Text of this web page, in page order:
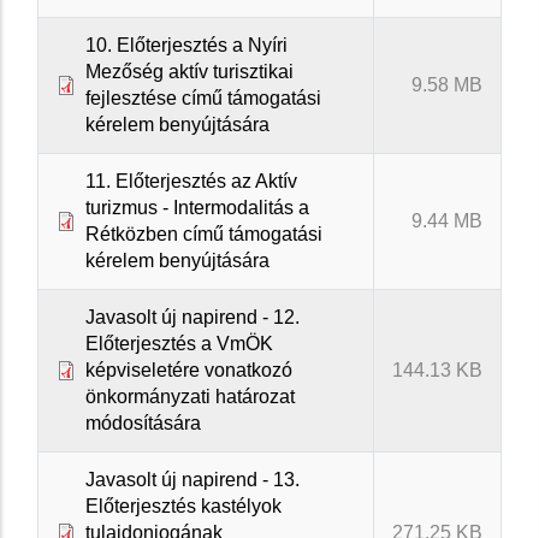
10. Előterjesztés a Nyíri
Mezőség aktív turisztikai
fejlesztése című támogatási
kérelem benyújtására
9.58 MB
11. Előterjesztés az Aktív
turizmus - Intermodalitás a
Rétközben című támogatási
kérelem benyújtására
9.44 MB
Javasolt új napirend - 12.
Előterjesztés a VmÖK
képviseletére vonatkozó
önkormányzati határozat
módosítására
144.13 KB
Javasolt új napirend - 13.
Előterjesztés kastélyok
tulajdonjogának
271.25 KB